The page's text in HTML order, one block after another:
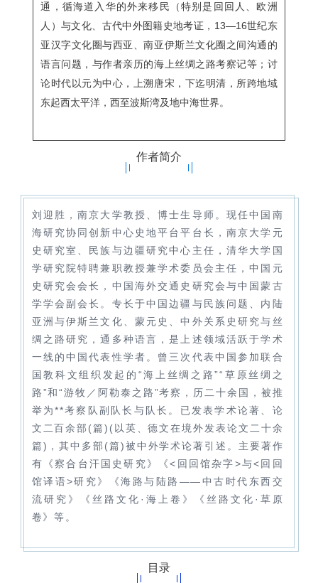
通，循海道入华的外来移民（特别是回回人、欧洲
人）与文化、古代中外图籍史地考证，13—16世纪东
亚汉字文化圈与西亚、南亚伊斯兰文化圈之间沟通的
语言问题，与作者亲历的海上丝绸之路考察记等；讨
论时代以元为中心，上溯唐宋，下迄明清，所跨地域
东起西太平洋，西至波斯湾及地中海世界。
作者简介
刘迎胜，南京大学教授、博士生导师。现任中国南
海研究协同创新中心史地平台平台长，南京大学元
史研究室、民族与边疆研究中心主任，清华大学国
学研究院特聘兼职教授兼学术委员会主任，中国元
史研究会会长，中国海外交通史研究会与中国蒙古
学学会副会长。专长于中国边疆与民族问题、内陆
亚洲与伊斯兰文化、蒙元史、中外关系史研究与丝
绸之路研究，通多种语言，是上述领域活跃于学术
一线的中国代表性学者。曾三次代表中国参加联合
国教科文组织发起的“海上丝绸之路”“草原丝绸之
路”和“游牧／阿勒泰之路”考察，历二十余国，被推
举为**考察队副队长与队长。已发表学术论著、论
文二百余部(篇)(以英、德文在境外发表论文二十余
篇)，其中多部(篇)被中外学术论著引述。主要著作
有《察合台汗国史研究》《<回回馆杂字>与<回回
馆译语>研究》《海路与陆路——中古时代东西交
流研究》《丝路文化·海上卷》《丝路文化·草原
卷》等。
目录